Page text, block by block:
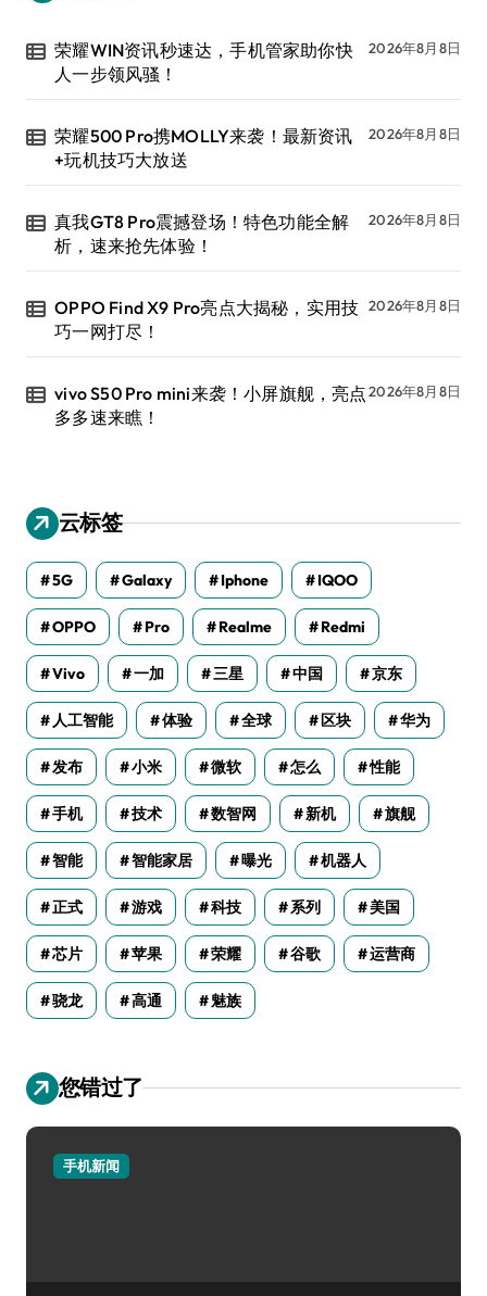
荣耀WIN资讯秒速达，手机管家助你快
人一步领风骚！
2026年8月8日
荣耀500 Pro携MOLLY来袭！最新资讯
+玩机技巧大放送
2026年8月8日
真我GT8 Pro震撼登场！特色功能全解
析，速来抢先体验！
2026年8月8日
OPPO Find X9 Pro亮点大揭秘，实用技
巧一网打尽！
2026年8月8日
vivo S50 Pro mini来袭！小屏旗舰，亮点
多多速来瞧！
2026年8月8日
云标签
5G Galaxy Iphone IQOO
OPPO Pro Realme Redmi
Vivo 一加 三星 中国 京东
人工智能 体验 全球 区块 华为
发布 小米 微软 怎么 性能
手机 技术 数智网 新机 旗舰
智能 智能家居 曝光 机器人
正式 游戏 科技 系列 美国
芯片 苹果 荣耀 谷歌 运营商
骁龙 高通 魅族
您错过了
手机新闻